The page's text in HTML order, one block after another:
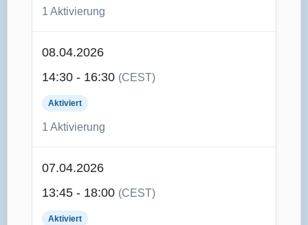
1 Aktivierung
08.04.2026
14:30 - 16:30 (CEST)
Aktiviert
1 Aktivierung
07.04.2026
13:45 - 18:00 (CEST)
Aktiviert